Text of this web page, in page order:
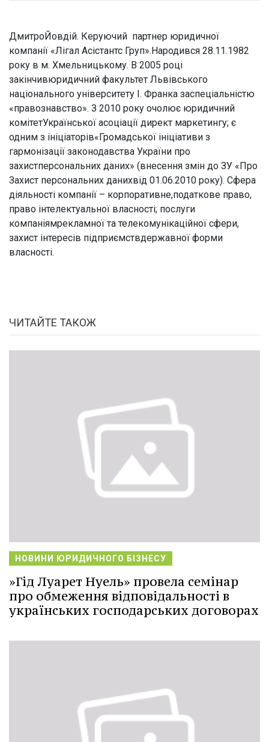
ДмитроЙовдій. Керуючий партнер юридичної
компанії «Лігал Асістантс Груп».Народився 28.11.1982
року в м. Хмельницькому. В 2005 році
закінчивюридичний факультет Львівського
національного університету І. Франка заспеціальністю
«правознавство». З 2010 року очолює юридичний
комітетУкраїнської асоціації директ маркетингу; є
одним з ініціаторів«Громадської ініціативи з
гармонізації законодавства України про
захистперсональних даних» (внесення змін до ЗУ «Про
Захист персональних данихвід 01.06.2010 року). Сфера
діяльності компанії – корпоративне,податкове право,
право інтелектуальної власності; послуги
компаніямрекламної та телекомунікаційної сфери,
захист інтересів підприємствдержавної форми
власності.
ЧИТАЙТЕ ТАКОЖ
НОВИНИ ЮРИДИЧНОГО БІЗНЕСУ
»Гід Луарет Нуель» провела семінар
про обмеження відповідальності в
українських господарських договорах